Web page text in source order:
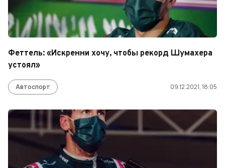
Феттель: «Искренни хочу, чтобы рекорд Шумахера
устоял»
Автоспорт 09.12.2021, 18:05